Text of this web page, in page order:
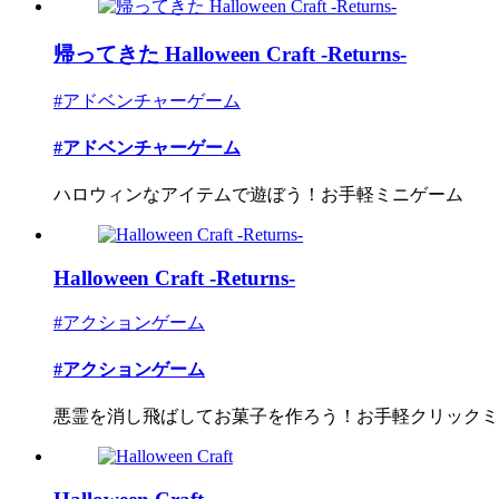
帰ってきた Halloween Craft -Returns-
#アドベンチャーゲーム
#アドベンチャーゲーム
ハロウィンなアイテムで遊ぼう！お手軽ミニゲーム
Halloween Craft -Returns-
#アクションゲーム
#アクションゲーム
悪霊を消し飛ばしてお菓子を作ろう！お手軽クリック